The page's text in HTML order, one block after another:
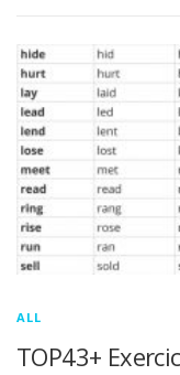
ALL
TOP43+